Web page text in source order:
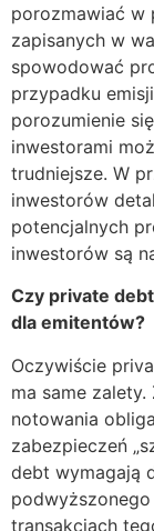
porozmawiać w
zapisanych w
spowodować
przypadku
porozumienie
inwestorami
trudniejsze. W
inwestorów
potencjalnych
inwestorów są
Czy private
dla emitentów?
Oczywiście
ma same
notowania
zabezpieczeń
debt wymagają
transakcjach